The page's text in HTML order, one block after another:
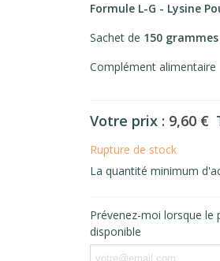
Formule L-G - Lysine
Sachet de 150 grammes
Complément alimentaire
Votre prix : 9,60 €
Rupture de stock
La quantité minimum
Prévenez-moi lorsque le
disponible